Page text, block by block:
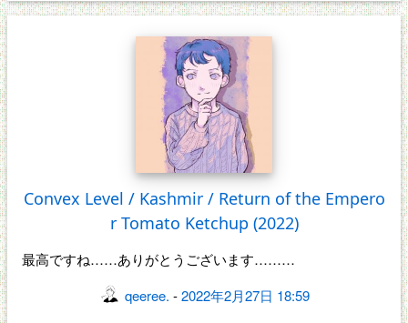
Convex Level / Kashmir / Return of the Empero
r Tomato Ketchup (2022)
最高ですね……ありがとうございます………
qeeree. -2022年2月27日 18:59